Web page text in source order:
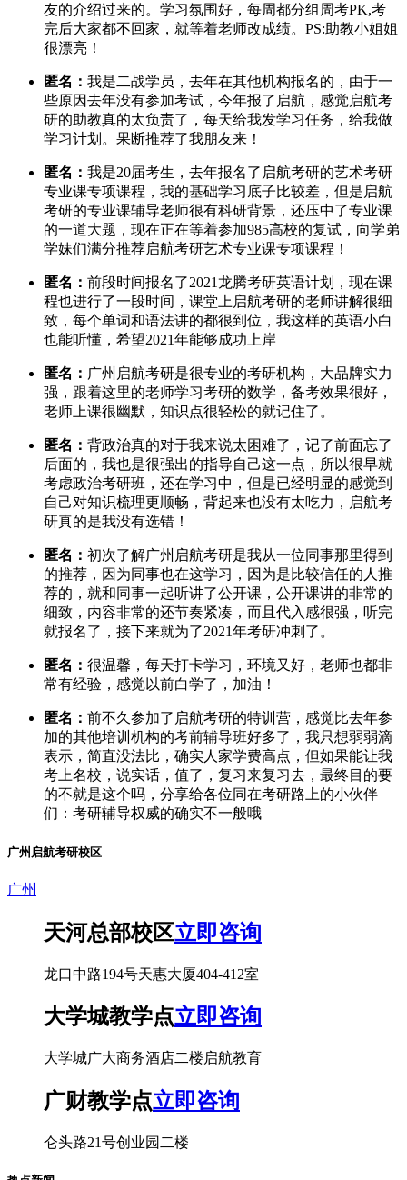
友的介绍过来的。学习氛围好，每周都分组周考PK,考
完后大家都不回家，就等着老师改成绩。PS:助教小姐姐
很漂亮！
匿名： 我是二战学员，去年在其他机构报名的，由于一
些原因去年没有参加考试，今年报了启航，感觉启航考
研的助教真的太负责了，每天给我发学习任务，给我做
学习计划。果断推荐了我朋友来！
匿名： 我是20届考生，去年报名了启航考研的艺术考研
专业课专项课程，我的基础学习底子比较差，但是启航
考研的专业课辅导老师很有科研背景，还压中了专业课
的一道大题，现在正在等着参加985高校的复试，向学弟
学妹们满分推荐启航考研艺术专业课专项课程！
匿名： 前段时间报名了2021龙腾考研英语计划，现在课
程也进行了一段时间，课堂上启航考研的老师讲解很细
致，每个单词和语法讲的都很到位，我这样的英语小白
也能听懂，希望2021年能够成功上岸
匿名： 广州启航考研是很专业的考研机构，大品牌实力
强，跟着这里的老师学习考研的数学，备考效果很好，
老师上课很幽默，知识点很轻松的就记住了。
匿名： 背政治真的对于我来说太困难了，记了前面忘了
后面的，我也是很强出的指导自己这一点，所以很早就
考虑政治考研班，还在学习中，但是已经明显的感觉到
自己对知识梳理更顺畅，背起来也没有太吃力，启航考
研真的是我没有选错！
匿名： 初次了解广州启航考研是我从一位同事那里得到
的推荐，因为同事也在这学习，因为是比较信任的人推
荐的，就和同事一起听讲了公开课，公开课讲的非常的
细致，内容非常的还节奏紧凑，而且代入感很强，听完
就报名了，接下来就为了2021年考研冲刺了。
匿名： 很温馨，每天打卡学习，环境又好，老师也都非
常有经验，感觉以前白学了，加油！
匿名： 前不久参加了启航考研的特训营，感觉比去年参
加的其他培训机构的考前辅导班好多了，我只想弱弱滴
表示，简直没法比，确实人家学费高点，但如果能让我
考上名校，说实话，值了，复习来复习去，最终目的要
的不就是这个吗，分享给各位同在考研路上的小伙伴
们：考研辅导权威的确实不一般哦
广州启航考研校区
广州
天河总部校区立即咨询
龙口中路194号天惠大厦404-412室
大学城教学点立即咨询
大学城广大商务酒店二楼启航教育
广财教学点立即咨询
仑头路21号创业园二楼